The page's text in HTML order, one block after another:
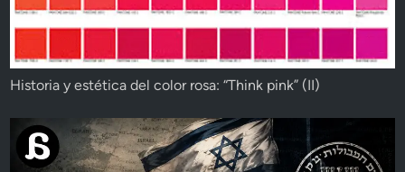
Historia y estética del color rosa: “Think pink” (II)